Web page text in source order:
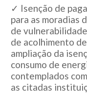
✓ Isenção de
para as moradias
de
de acolhimento
ampliação da
consumo de
contemplados
as citadas